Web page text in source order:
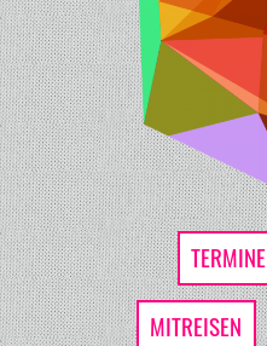
TERMINE
MITREISEN